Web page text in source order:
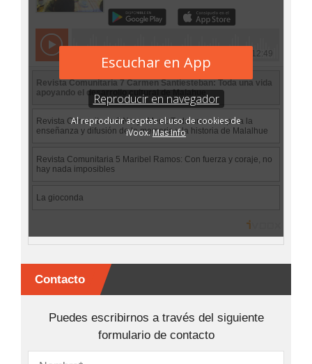
Contacto
Puedes escribirnos a través del siguiente
formulario de contacto